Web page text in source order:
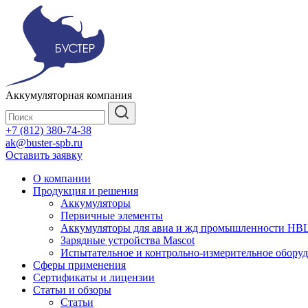
Аккумуляторная компания
+7 (812) 380-74-38
ak@buster-spb.ru
Оставить заявку
О компании
Продукция и решения
Аккумуляторы
Первичные элементы
Аккумуляторы для авиа и жд промышленности
Зарядные устройства Mascot
Испытательное и контрольно-измерительное
Сферы применения
Сертификаты и лицензии
Статьи и обзоры
Статьи